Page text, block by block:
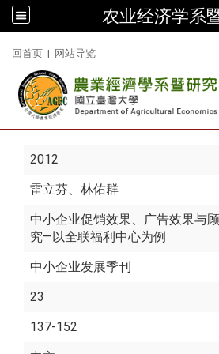
农业经济学系
回首页 | 网站导览
2012
雷立芬、林佑群
中小企业促销效果、广告效果与
究—以全联福利中心为例
中小企业发展季刊
23
137-152